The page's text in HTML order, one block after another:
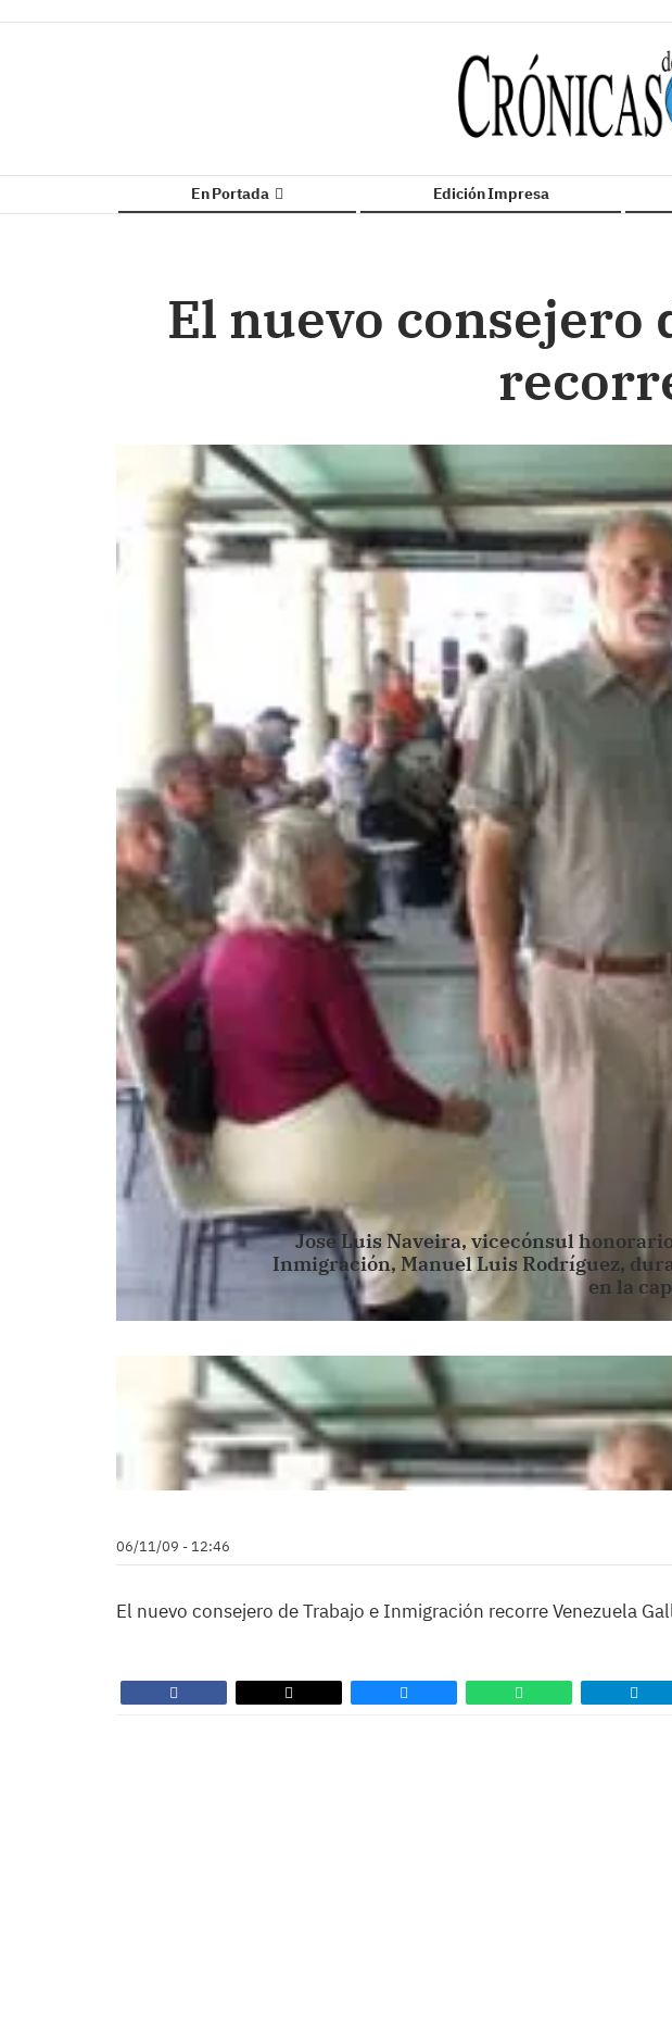
En Portada Edición Impresa
El nuevo
José Luis Naveira, vicecónsul
Inmigración, Manuel Luis Rodríguez,
en la
06/11/09 - 12:46
El nuevo consejero de Trabajo e Inmigración recorre Venezuela